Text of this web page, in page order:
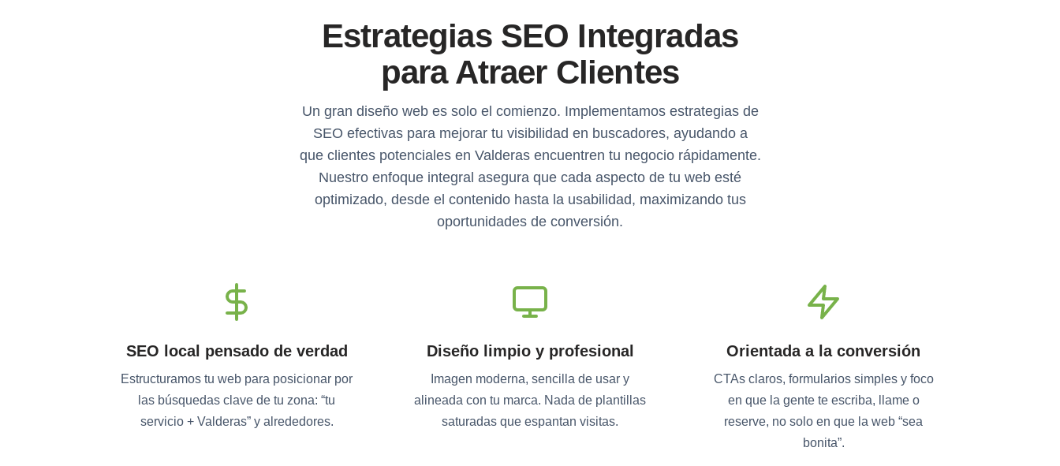
Estrategias SEO Integradas
para Atraer Clientes
Un gran diseño web es solo el comienzo. Implementamos estrategias de
SEO efectivas para mejorar tu visibilidad en buscadores, ayudando a
que clientes potenciales en Valderas encuentren tu negocio rápidamente.
Nuestro enfoque integral asegura que cada aspecto de tu web esté
optimizado, desde el contenido hasta la usabilidad, maximizando tus
oportunidades de conversión.
SEO local pensado de verdad
Estructuramos tu web para posicionar por
las búsquedas clave de tu zona: “tu
servicio + Valderas” y alrededores.
Diseño limpio y profesional
Imagen moderna, sencilla de usar y
alineada con tu marca. Nada de plantillas
saturadas que espantan visitas.
Orientada a la conversión
CTAs claros, formularios simples y foco
en que la gente te escriba, llame o
reserve, no solo en que la web “sea
bonita”.